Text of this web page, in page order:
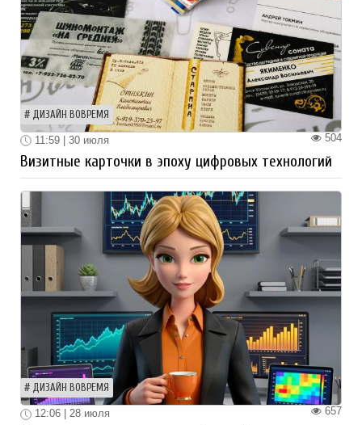
ДИЗАЙН ВОВРЕМЯ
504
11:59 | 30 июля
Визитные карточки в эпоху цифровых технологий
ДИЗАЙН ВОВРЕМЯ
657
12:06 | 28 июля